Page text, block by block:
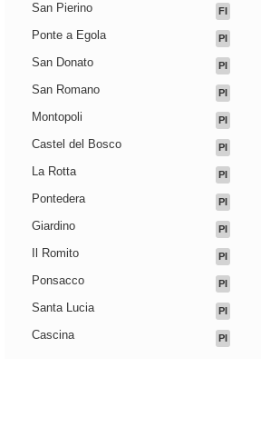
San Pierino FI
Ponte a Egola PI
San Donato PI
San Romano PI
Montopoli PI
Castel del Bosco PI
La Rotta PI
Pontedera PI
Giardino PI
Il Romito PI
Ponsacco PI
Santa Lucia PI
Cascina PI